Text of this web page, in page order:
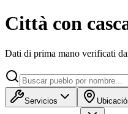
Città con
Dati di prima mano verificati
Servicios